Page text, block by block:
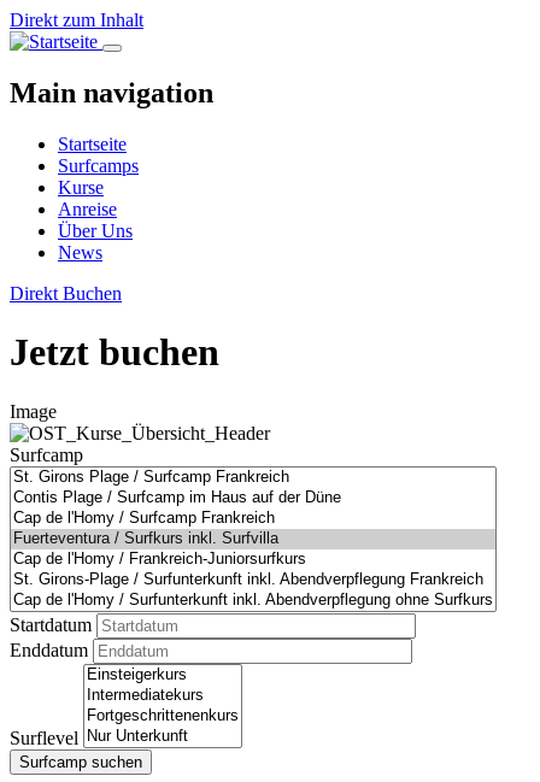
Direkt zum Inhalt
Main navigation
Startseite
Surfcamps
Kurse
Anreise
Über Uns
News
Direkt Buchen
Jetzt buchen
Image
Surfcamp
Startdatum
Enddatum
Surflevel
Surfcamp suchen